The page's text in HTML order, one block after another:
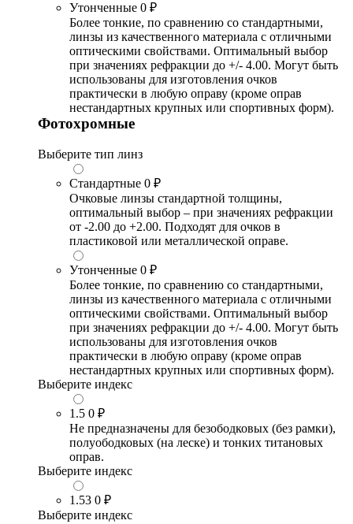
Утонченные 0 ₽
Более тонкие, по сравнению со стандартными,
линзы из качественного материала с отличными
оптическими свойствами. Оптимальный выбор
при значениях рефракции до +/- 4.00. Могут быть
использованы для изготовления очков
практически в любую оправу (кроме оправ
нестандартных крупных или спортивных форм).
Фотохромные
Выберите тип линз
Стандартные 0 ₽
Очковые линзы стандартной толщины,
оптимальный выбор – при значениях рефракции
от -2.00 до +2.00. Подходят для очков в
пластиковой или металлической оправе.
Утонченные 0 ₽
Более тонкие, по сравнению со стандартными,
линзы из качественного материала с отличными
оптическими свойствами. Оптимальный выбор
при значениях рефракции до +/- 4.00. Могут быть
использованы для изготовления очков
практически в любую оправу (кроме оправ
нестандартных крупных или спортивных форм).
Выберите индекс
1.5 0 ₽
Не предназначены для безободковых (без рамки),
полуободковых (на леске) и тонких титановых
оправ.
Выберите индекс
1.53 0 ₽
Выберите индекс